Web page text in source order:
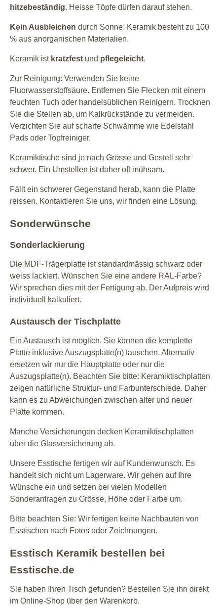
hitzebeständig. Heisse Töpfe dürfen darauf stehen.
Kein Ausbleichen durch Sonne: Keramik besteht zu 100
% aus anorganischen Materialien.
Keramik ist kratzfest und pflegeleicht.
Zur Reinigung: Verwenden Sie keine
Fluorwasserstoffsäure. Entfernen Sie Flecken mit einem
feuchten Tuch oder handelsüblichen Reinigern. Trocknen
Sie die Stellen ab, um Kalkrückstände zu vermeiden.
Verzichten Sie auf scharfe Schwämme wie Edelstahl
Pads oder Topfreiniger.
Keramiktische sind je nach Grösse und Gestell sehr
schwer. Ein Umstellen ist daher oft mühsam.
Fällt ein schwerer Gegenstand herab, kann die Platte
reissen. Kontaktieren Sie uns, wir finden eine Lösung.
Sonderwünsche
Sonderlackierung
Die MDF-Trägerplatte ist standardmässig schwarz oder
weiss lackiert. Wünschen Sie eine andere RAL-Farbe?
Wir sprechen dies mit der Fertigung ab. Der Aufpreis wird
individuell kalkuliert.
Austausch der Tischplatte
Ein Austausch ist möglich. Sie können die komplette
Platte inklusive Auszugsplatte(n) tauschen. Alternativ
ersetzen wir nur die Hauptplatte oder nur die
Auszugsplatte(n). Beachten Sie bitte: Keramiktischplatten
zeigen natürliche Struktur- und Farbunterschiede. Daher
kann es zu Abweichungen zwischen alter und neuer
Platte kommen.
Manche Versicherungen decken Keramiktischplatten
über die Glasversicherung ab.
Unsere Esstische fertigen wir auf Kundenwunsch. Es
handelt sich nicht um Lagerware. Wir gehen auf Ihre
Wünsche ein und setzen bei vielen Modellen
Sonderanfragen zu Grösse, Höhe oder Farbe um.
Bitte beachten Sie: Wir fertigen keine Nachbauten von
Esstischen nach Fotos oder Zeichnungen.
Esstisch Keramik bestellen bei
Esstische.de
Sie haben Ihren Tisch gefunden? Bestellen Sie ihn direkt
im Online-Shop über den Warenkorb.